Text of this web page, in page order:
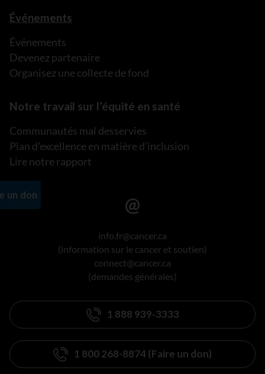
Événements
Événements
Devenez partenaire
Organisez une collecte de fond
Notre travail sur l’équité en santé
Communautés mal desservies
Plan d’excellence en matière d’inclusion
Lire notre rapport
info.fr@cancer.ca
(information sur le cancer et soutien)
connect@cancer.ca
(demandes générales)
1 888 939-3333
1 800 268-8874 (Faire un don)